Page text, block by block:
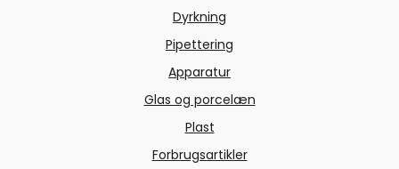
Dyrkning
Pipettering
Apparatur
Glas og porcelæn
Plast
Forbrugsartikler